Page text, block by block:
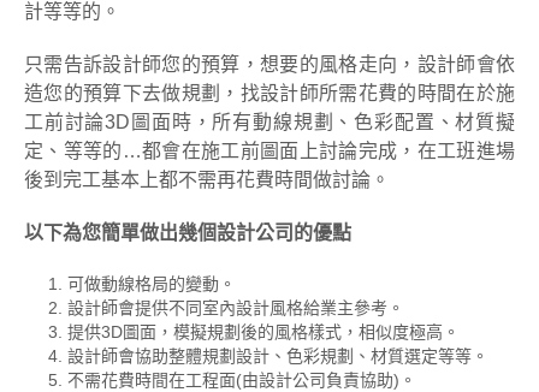
計等等的。
只需告訴設計師您的預算，想要的風格走向，設計師會依
造您的預算下去做規劃，找設計師所需花費的時間在於施
工前討論3D圖面時，所有動線規劃、色彩配置、材質擬
定、等等的…都會在施工前圖面上討論完成，在工班進場
後到完工基本上都不需再花費時間做討論。
以下為您簡單做出幾個設計公司的優點
可做動線格局的變動。
設計師會提供不同室內設計風格給業主參考。
提供3D圖面，模擬規劃後的風格樣式，相似度極高。
設計師會協助整體規劃設計、色彩規劃、材質選定等等。
不需花費時間在工程面(由設計公司負責協助)。